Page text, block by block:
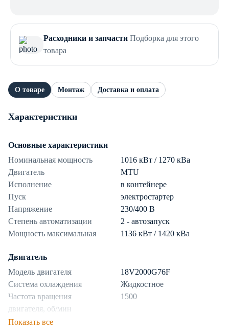
Расходники и запчасти Подборка для этого
товара
О товаре Монтаж Доставка и оплата
Характеристики
Основные характеристики
Номинальная мощность
1016 кВт / 1270 кВа
Двигатель
MTU
Исполнение
в контейнере
Пуск
электростартер
Напряжение
230/400 В
Степень автоматизации
2 - автозапуск
Мощность максимальная
1136 кВт / 1420 кВа
Двигатель
Модель двигателя
18V2000G76F
Система охлаждения
Жидкостное
Частота вращения
двигателя, об/мин
1500
Показать все